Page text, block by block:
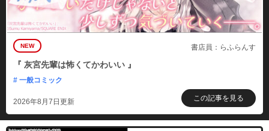
NEW 書店員：らふらんす
『 灰宮先輩は怖くてかわいい 』
# 一般コミック
2026年8月7日更新 この記事を見る